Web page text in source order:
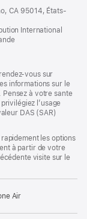
une
fenêtre)
CA 95014, États-
International
vous sur
informations sur le
à votre sante
l’usage
DAS (SAR)
les options
à partir de votre
visite sur le
Air